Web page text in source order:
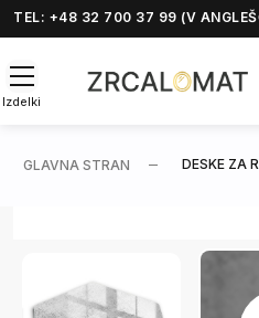
TEL: +48 32 700 37 99 (V
Izdelki
GLAVNA STRAN DESKE ZA